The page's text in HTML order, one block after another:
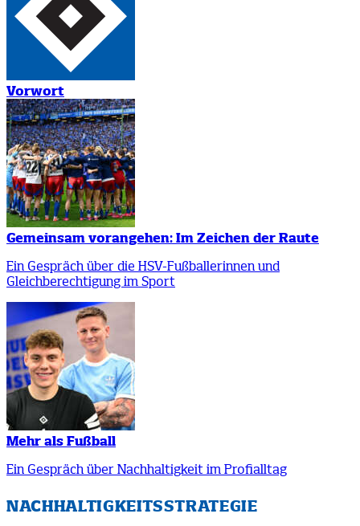
Vorwort
Gemeinsam vorangehen: Im Zeichen der Raute
Ein Gespräch über die HSV-Fußballerinnen und
Gleichberechtigung im Sport
Mehr als Fußball
Ein Gespräch über Nachhaltigkeit im Profialltag
NACHHALTIGKEITSSTRATEGIE